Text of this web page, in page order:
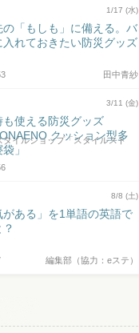
1/17 (水)
の「もしも」に備える。バ
入れておきたい防災グッズ
田中青紗
3/11 (金)
も使える防災グッズ
クッション型多
」
タイルショップ「スタイルスト
8/8 (土)
がある」を1単語の英語で
編集部（協力：eステ）